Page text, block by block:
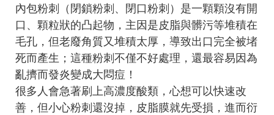
內包粉刺（閉鎖粉刺、閉口粉刺）是一顆顆沒有開
口、顆粒狀的凸起物，主因是皮脂與髒污等堆積在
毛孔，但老廢角質又堆積太厚，導致出口完全被堵
死而產生；這種粉刺不僅不好處理，還最容易因為
亂擠而發炎變成大悶痘！
很多人會急著刷上高濃度酸類，心想可以快速改
善，但小心粉刺還沒掉，皮脂膜就先受損，進而衍